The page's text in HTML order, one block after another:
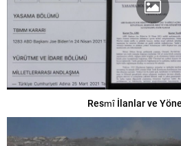
Resmî İlanlar ve